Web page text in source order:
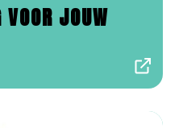
VOOR JOUW